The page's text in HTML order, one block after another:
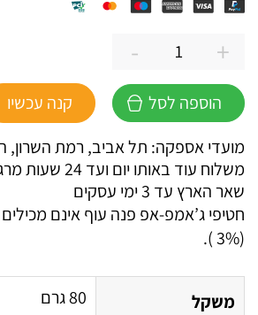
+כמות
של
פנה
ג'אמפ-אפ
-
הוספה לסל
קנה עכשיו
מועדי אספקה: תל אביב, רמת השרון,
משלוח עוד באותו יום ועד 24 שעות מרגע ההזמנה
שאר הארץ עד 3 ימי עסקים
חטיפי ג’אמפ-אפ פנה עוף אינם
(3% ).
משקל 80 גרם